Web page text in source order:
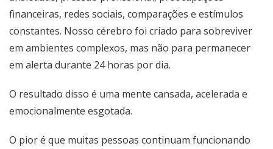
financeiras, redes sociais, comparações e estímulos
constantes. Nosso cérebro foi criado para sobreviver
em ambientes complexos, mas não para permanecer
em alerta durante 24 horas por dia.
O resultado disso é uma mente cansada, acelerada e
emocionalmente esgotada.
O pior é que muitas pessoas continuam funcionando